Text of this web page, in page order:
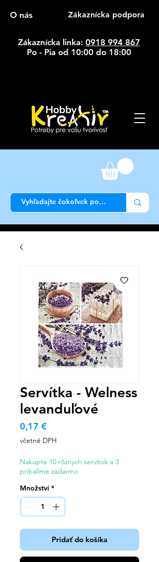
O nás Zákaznícka podpora
Zákaznícka linka: 0918 994 867
Po - Pia od 10:00 do 18:00
Servítka - Welness
levanduľové
0,17 €Cena
včetně DPH
Nakúpte 10 rôznych servítok a 3
pribalíme zadarmo
Množství *
Pridať do košíka